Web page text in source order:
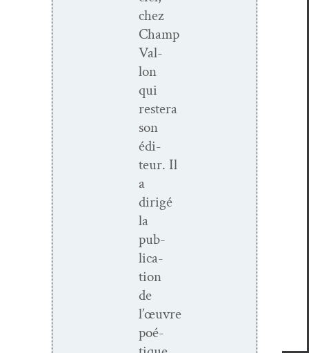
chez
Champ
Val­
lon
qui
restera
son
édi­
teur. Il
a
dirigé
la
pub­
li­ca­
tion
de
l’œuvre
poé­